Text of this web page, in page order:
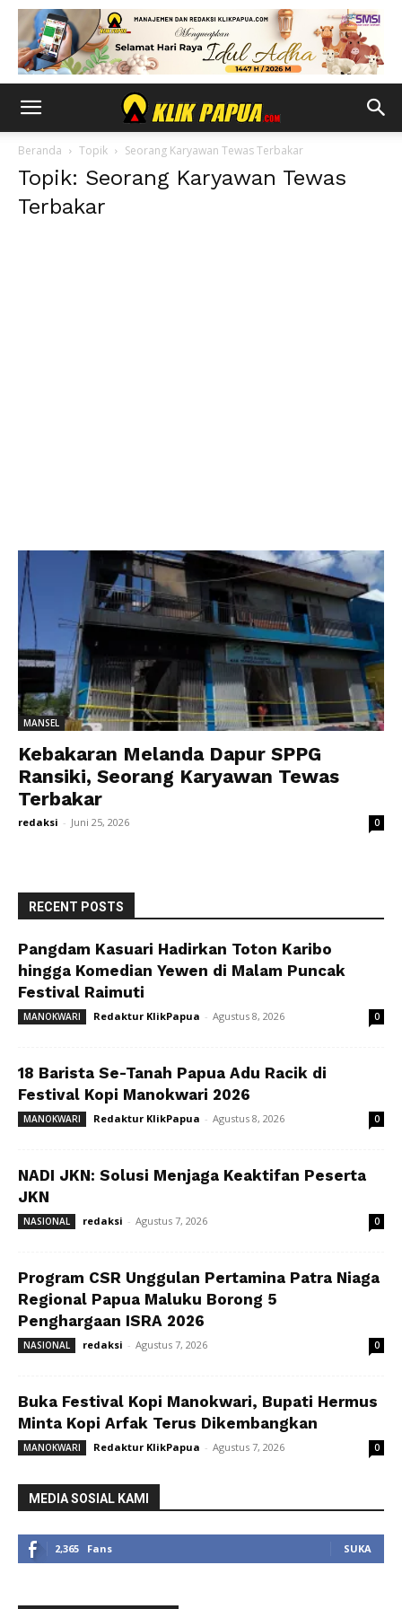
Beranda Topik Seorang Karyawan Tewas Terbakar
Topik: Seorang Karyawan Tewas
Terbakar
MANSEL
Kebakaran Melanda Dapur SPPG
Ransiki, Seorang Karyawan Tewas
Terbakar
redaksi - Juni 25, 2026 0
RECENT POSTS
Pangdam Kasuari Hadirkan Toton Karibo
hingga Komedian Yewen di Malam Puncak
Festival Raimuti
MANOKWARI Redaktur KlikPapua - Agustus 8, 2026 0
18 Barista Se-Tanah Papua Adu Racik di
Festival Kopi Manokwari 2026
MANOKWARI Redaktur KlikPapua - Agustus 8, 2026 0
NADI JKN: Solusi Menjaga Keaktifan Peserta
JKN
NASIONAL redaksi - Agustus 7, 2026 0
Program CSR Unggulan Pertamina Patra Niaga
Regional Papua Maluku Borong 5
Penghargaan ISRA 2026
NASIONAL redaksi - Agustus 7, 2026 0
Buka Festival Kopi Manokwari, Bupati Hermus
Minta Kopi Arfak Terus Dikembangkan
MANOKWARI Redaktur KlikPapua - Agustus 7, 2026 0
MEDIA SOSIAL KAMI
2,365 Fans SUKA